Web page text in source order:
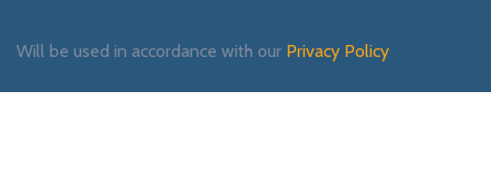
Will be used in accordance with our Privacy Policy